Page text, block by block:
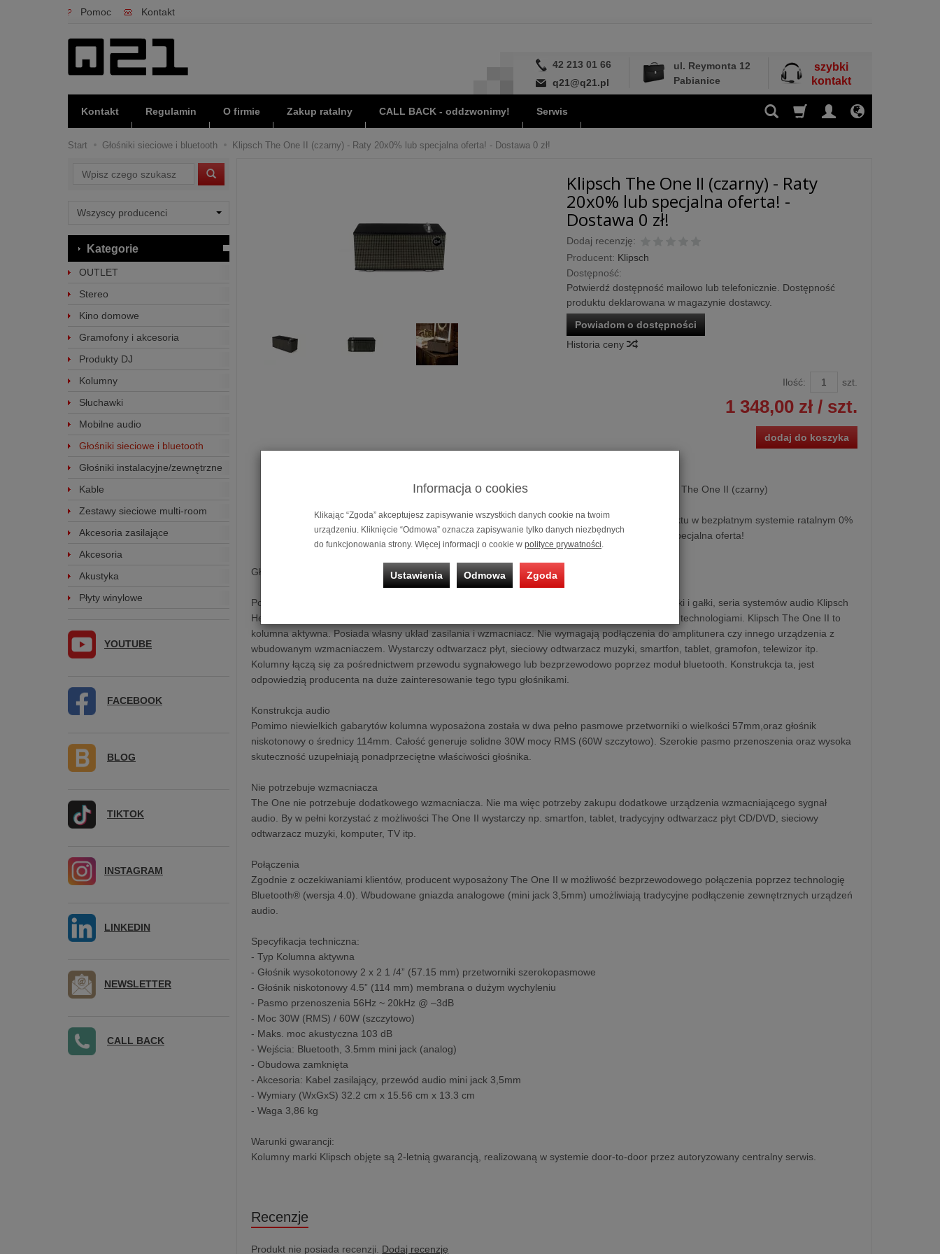
Pomoc Kontakt
42 213 01 66
q21@q21.pl
ul. Reymonta 12
Pabianice
szybki
kontakt
Kontakt Regulamin O firmie Zakup ratalny CALL BACK - oddzwonimy! Serwis
Start Głośniki sieciowe i bluetooth Klipsch The One II (czarny) - Raty 20x0% lub specjalna oferta! - Dostawa 0 zł!
Klipsch The One II (czarny) - Raty
20x0% lub specjalna oferta! -
Dostawa 0 zł!
Dodaj recenzję:
Producent: Klipsch
Dostępność:
Potwierdź dostępność mailowo lub telefonicznie. Dostępność
produktu deklarowana w magazynie dostawcy.
Powiadom o dostępności
Historia ceny
Ilość: szt.
1 348,00 zł/ szt.
dodaj do koszyka
Głośnik Bluetooth Klipsch The One II (czarny)
Możliwość zakupu produktu w bezpłatnym systemie ratalnym 0%
na 10 i 20 miesięcy lub specjalna oferta!
Głośnik Bluetooth Klipsch The One II
Posiadając luksusowe materiały, takie jak fornir z prawdziwego drewna oraz dotykowe przełączniki i gałki, seria systemów audio Klipsch
Heritage Wireless łączy klasyczne dziedzictwo Paula W. Klipscha z najnowszymi dostępnymi dziś technologiami. Klipsch The One II to
kolumna aktywna. Posiada własny układ zasilania i wzmacniacz. Nie wymagają podłączenia do amplitunera czy innego urządzenia z
wbudowanym wzmacniaczem. Wystarczy odtwarzacz płyt, sieciowy odtwarzacz muzyki, smartfon, tablet, gramofon, telewizor itp.
Kolumny łączą się za pośrednictwem przewodu sygnałowego lub bezprzewodowo poprzez moduł bluetooth. Konstrukcja ta, jest
odpowiedzią producenta na duże zainteresowanie tego typu głośnikami.
Konstrukcja audio
Pomimo niewielkich gabarytów kolumna wyposażona została w dwa pełno pasmowe przetworniki o wielkości 57mm,oraz głośnik
niskotonowy o średnicy 114mm. Całość generuje solidne 30W mocy RMS (60W szczytowo). Szerokie pasmo przenoszenia oraz wysoka
skuteczność uzupełniają ponadprzeciętne właściwości głośnika.
Nie potrzebuje wzmacniacza
The One nie potrzebuje dodatkowego wzmacniacza. Nie ma więc potrzeby zakupu dodatkowe urządzenia wzmacniającego sygnał
audio. By w pełni korzystać z możliwości The One II wystarczy np. smartfon, tablet, tradycyjny odtwarzacz płyt CD/DVD, sieciowy
odtwarzacz muzyki, komputer, TV itp.
Połączenia
Zgodnie z oczekiwaniami klientów, producent wyposażony The One II w możliwość bezprzewodowego połączenia poprzez technologię
Bluetooth® (wersja 4.0). Wbudowane gniazda analogowe (mini jack 3,5mm) umożliwiają tradycyjne podłączenie zewnętrznych urządzeń
audio.
Specyfikacja techniczna:
- Typ Kolumna aktywna
- Głośnik wysokotonowy 2 x 2 1 /4” (57.15 mm) przetworniki szerokopasmowe
- Głośnik niskotonowy 4.5” (114 mm) membrana o dużym wychyleniu
- Pasmo przenoszenia 56Hz ~ 20kHz @ –3dB
- Moc 30W (RMS) / 60W (szczytowo)
- Maks. moc akustyczna 103 dB
- Wejścia: Bluetooth, 3.5mm mini jack (analog)
- Obudowa zamknięta
- Akcesoria: Kabel zasilający, przewód audio mini jack 3,5mm
- Wymiary (WxGxS) 32.2 cm x 15.56 cm x 13.3 cm
- Waga 3,86 kg
Warunki gwarancji:
Kolumny marki Klipsch objęte są 2-letnią gwarancją, realizowaną w systemie door-to-door przez autoryzowany centralny serwis.
Recenzje
Produkt nie posiada recenzji. Dodaj recenzję
Wyszukaj
Kategorie
OUTLET
Stereo
Kino domowe
Gramofony i akcesoria
Produkty DJ
Kolumny
Słuchawki
Mobilne audio
Głośniki sieciowe i bluetooth
Głośniki instalacyjne/zewnętrzne
Kable
Zestawy sieciowe multi-room
Akcesoria zasilające
Akcesoria
Akustyka
Płyty winylowe
YOUTUBE
FACEBOOK
BLOG
TIKTOK
INSTAGRAM
LINKEDIN
NEWSLETTER
CALL BACK
Informacja o cookies
Klikając “Zgoda” akceptujesz zapisywanie wszystkich danych cookie na twoim
urządzeniu. Kliknięcie “Odmowa” oznacza zapisywanie tylko danych niezbędnych
do funkcjonowania strony. Więcej informacji o cookie w polityce prywatności.
Ustawienia Odmowa Zgoda